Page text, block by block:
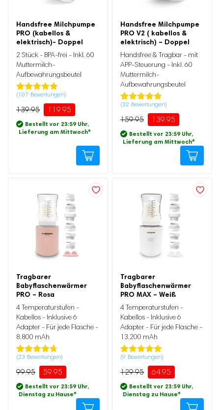
Bewertung
5
(23)
4
(1)
(0)
2
Handsfree Milchpumpe
PRO (kabellos &
elektrisch)- Doppel
2 Stück - BPA-frei - Inkl. 60
Muttermilch-
Aufbewahrungsbeutel
Bewertet
mit 4.73
von 5,
basierend
auf
107
Kundenbewertung
(107 Bewertungen)
139.95
Ursprünglicher
Preis
war:
139.95
119.95
Aktueller
Preis
ist:
119.95.
Bestellt vor 23:59 Uhr,
Lieferung am Mittwoch*
Handsfree Milchpumpe
PRO V2 ( kabellos &
elektrisch) – Doppel
Handsfree & Tragbar - mit
APP-Steuerung - Inkl. 60
Muttermilch-
Aufbewahrungsbeutel
Bewertet
mit 4.72
von 5,
basierend
auf
32
Kundenbewertung
(32 Bewertungen)
159.95
Ursprünglicher
Preis
war:
159.95
139.95
Aktueller
Preis
ist:
139.95.
Bestellt vor 23:59 Uhr,
Lieferung am Mittwoch*
Tragbarer
Babyflaschenwärmer
PRO – Rosa
4 Temperaturstufen -
Kabellos - Inklusive 6
Adapter - Für jede Flasche -
8.800 mAh
Bewertet
mit 4.65
von 5,
basierend
auf
23
Kundenbewertung
(23 Bewertungen)
99.95
Ursprünglicher
Preis
war:
99.95
59.95
Aktueller
Preis
ist:
59.95.
Bestellt vor 23:59 Uhr,
Dienstag zu Hause*
Tragbarer
Babyflaschenwärmer
PRO MAX – Weiß
4 Temperaturstufen -
Kabellos - Inklusive 6
Adapter - Für jede Flasche -
13.200 mAh
Bewertet mit
5.00 von 5,
basierend
auf
9
Kundenbewertung
(9 Bewertungen)
129.95
Ursprünglicher
Preis
war:
129.95
64.95
Aktueller
Preis
ist:
64.95.
Bestellt vor 23:59 Uhr,
Dienstag zu Hause*
Muttermilchbeutel
Brustmassagegeräte
Stilleinlagen
Stillkissen
Stilltücher
Still-BHs
Tragbarer Muttermilch-Kühler
Schwangerschaftsbedarf
Schwangerschaftskissen
Fetal-Doppler
Bauchgurt für die Schwangerschaft